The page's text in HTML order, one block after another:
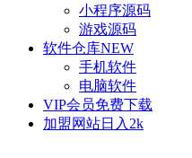
小程序源码
游戏源码
软件仓库NEW
手机软件
电脑软件
VIP会员免费下载
加盟网站日入2k